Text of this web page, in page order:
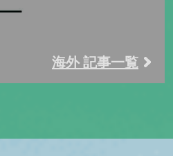
海外 記事一覧